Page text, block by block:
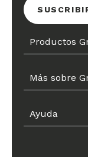
Productos
Más sobre
Ayuda